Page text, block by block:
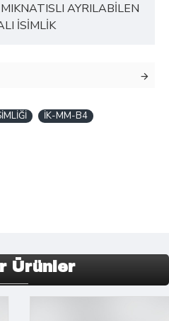
AYRILABİLEN
İSİMLİK
İK-MM-B4
Ürünler